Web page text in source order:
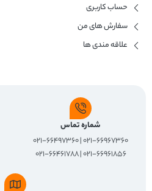
حساب کاربری
سفارش های من
علاقه مندی ها
شماره تماس
۰۲۱-۶۶۹۶۷۳۶۰ | ۰۲۱-۶۶۴۹۷۳۶۰
۰۲۱-۶۶۹۶۱۸۵۶ | ۰۲۱-۶۶۴۶۱۷۸۸